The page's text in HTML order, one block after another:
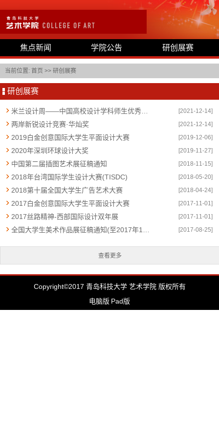
焦点新闻 学院公告 研创展赛
当前位置: 首页 >> 研创展赛
研创展赛
[2021-12-14]
两岸新锐设计竞赛·华灿奖 [2021-12-14]
2019白金创意国际大学生平面设计大赛 [2019-12-06]
2020年深圳环球设计大奖 [2019-11-27]
中国第二届插图艺术展征稿通知 [2018-11-15]
2018年台湾国际学生设计大赛(TISDC) [2018-05-20]
2018第十届全国大学生广告艺术大赛 [2018-04-24]
2017白金创意国际大学生平面设计大赛 [2017-11-01]
2017丝路精神-西部国际设计双年展 [2017-11-01]
[2017-08-25]
查看更多
Copyright©2017 青岛科技大学 艺术学院 版权所有
电脑版 Pad版